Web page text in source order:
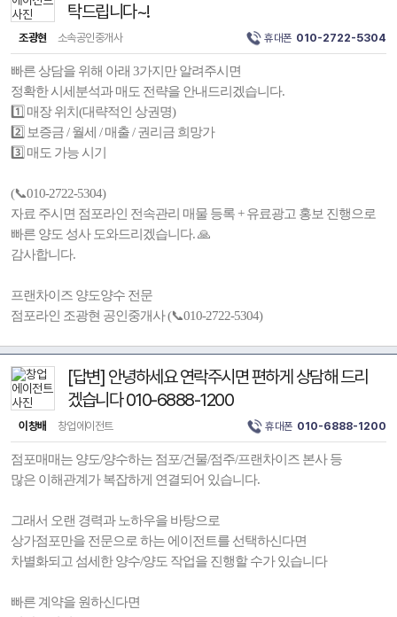
탁드립니다~!
조광현 소속공인중개사 휴대폰 010-2722-5304
빠른 상담을 위해 아래 3가지만 알려주시면
정확한 시세분석과 매도 전략을 안내드리겠습니다.
1️⃣ 매장 위치(대략적인 상권명)
2️⃣ 보증금 / 월세 / 매출 / 권리금 희망가
3️⃣ 매도 가능 시기
(📞010-2722-5304)
자료 주시면 점포라인 전속관리 매물 등록 + 유료광고 홍보 진행으로
빠른 양도 성사 도와드리겠습니다. 🙏
감사합니다.
프랜차이즈 양도양수 전문
점포라인 조광현 공인중개사 (📞010-2722-5304)
[답변] 안녕하세요 연락주시면 편하게 상담해 드리
겠습니다 010-6888-1200
이창배 창업에이전트 휴대폰 010-6888-1200
점포매매는 양도/양수하는 점포/건물/점주/프랜차이즈 본사 등
많은 이해관계가 복잡하게 연결되어 있습니다.
그래서 오랜 경력과 노하우을 바탕으로
상가점포만을 전문으로 하는 에이전트를 선택하신다면
차별화되고 섬세한 양수/양도 작업을 진행할 수가 있습니다
빠른 계약을 원하신다면